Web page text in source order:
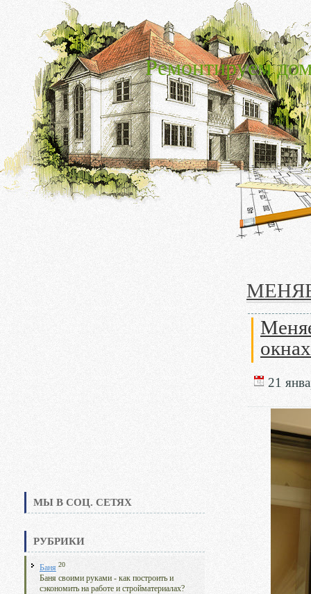
Ремонтируем
МЫ В СОЦ. СЕТЯХ
РУБРИКИ
Баня 20
Баня своими руками - как построить и
сэкономить на работе и стройматериалах?
окнах
21